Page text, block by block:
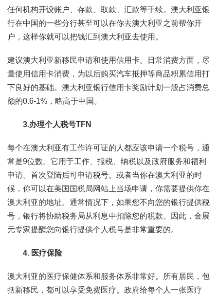
任何机构开设账户、存款、取款、汇款等手续。澳大利亚银
行在中国的一些分行甚至可以在你去澳大利亚之前帮你开
户，这样你就可以把钱汇到澳大利亚去使用。
建议澳大利亚新移民申请和使用信用卡。日常消费方面，尽
量使用信用卡消费，为以后购买汽车抵押等商品积累信用打
下良好的基础。澳大利亚银行信用卡奖励计划一般占消费总
额的0.6-1%，略高于中国。
3.办理个人税号TFN
每个在澳大利亚有工作许可证的人都应该申请一个税号，通
常是9位数。它用于工作、报税、纳税以及政府服务和福利
申请。首次登陆后可申请税号。或者当你在澳大利亚的时
候，你可以在美国国税局网站上当场申请，你需要提供你在
澳大利亚的地址。通常情况下，如果您不向您的银行提供税
号，银行将协助税务局从利息中扣除您的税款。因此，金展
元专家提醒您向银行提供个人税号是非常重要的。
4. 医疗保险
澳大利亚的医疗保健体系和服务体系非常好。所有居民，包
括新移民，都可以享受免费医疗。政府给每个人一张医疗